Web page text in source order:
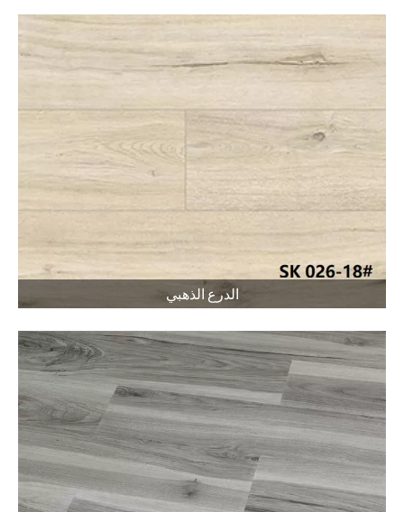
الدرع الذهبي